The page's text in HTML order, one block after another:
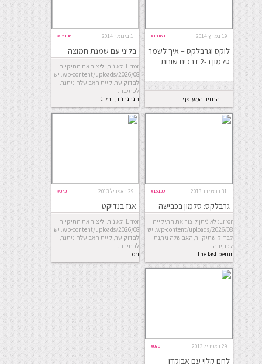
19 במרץ 2014 #18163
לוקס וגרבלקס – איך לשמר
סלמון ב-2 דרכים שונות
החזיר המעופף
1 בינואר 2014 #15136
בליני עם שמנת חמוצה
וסלמוןError: לא ניתן ליצור את התיקייה
wp-content/uploads/2026/08. יש
לבדוק שתיקיית האב שלה ניתנת
לכתיבה.
הגרגרנית - בלוג
אוכל
31 בדצמבר 2013 #15139
גרבלקס: סלמון בכבישה
ביתיתError: לא ניתן ליצור את התיקייה
wp-content/uploads/2026/08. יש
לבדוק שתיקיית האב שלה ניתנת
לכתיבה.
the last perur
29 באפריל 2013 #873
אגז בנדיקט
Error: לא ניתן ליצור את התיקייה
wp-content/uploads/2026/08. יש
לבדוק שתיקיית האב שלה ניתנת
לכתיבה.
ori
29 באפריל 2013 #870
לחם קלוי עם אבוקדו